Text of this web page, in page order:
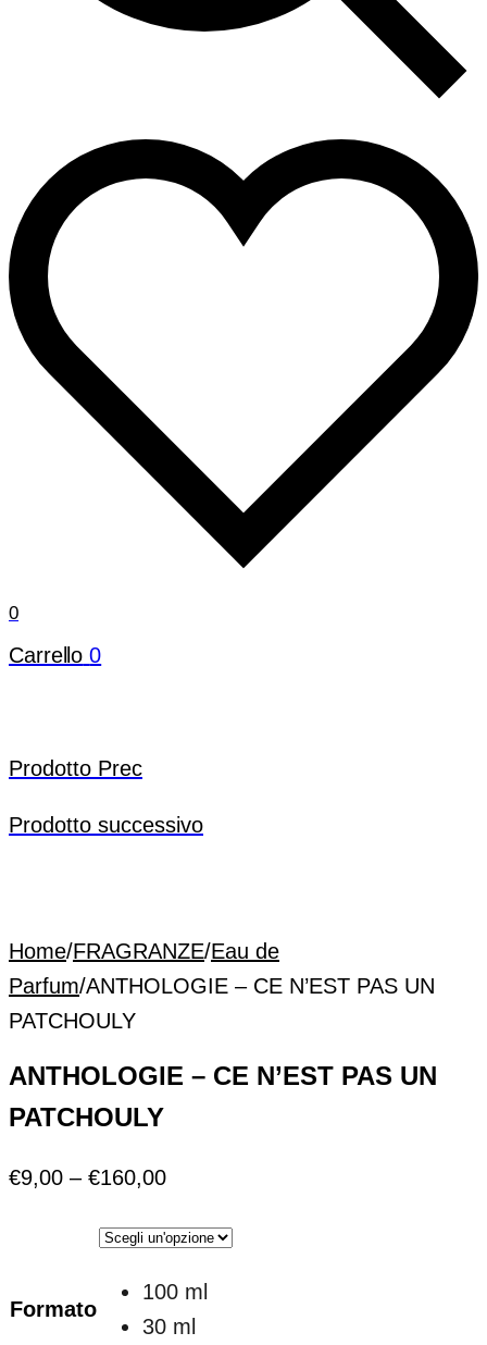
0
Carrello 0
Prodotto Prec
Prodotto successivo
Home/FRAGRANZE/Eau de
Parfum/ANTHOLOGIE – CE N’EST PAS UN
PATCHOULY
ANTHOLOGIE – CE N’EST PAS UN
PATCHOULY
€9,00 – €160,00
Formato
100 ml
30 ml